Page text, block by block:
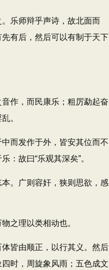
乐师辩乎声诗，故北面而
有后，然后可以有制于天下
作，而民康乐；粗厉勐起奋
。
而发作于外，皆安其位而不
故曰“乐观其深矣”。
。广则容奸，狭则思欲，感
之理以类相动也。
皆由顺正，以行其义。然后
时，周旋象风雨；五色成文